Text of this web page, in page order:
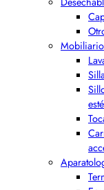
Mobiliario